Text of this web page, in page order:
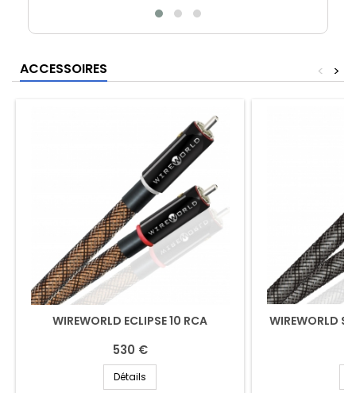
ACCESSOIRES >
<
WIREWORLD ECLIPSE 10 RCA
530 €
Détails
WIREWORLD